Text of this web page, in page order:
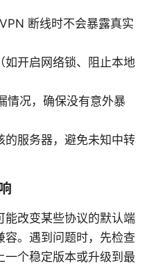
断线时不会暴露真实
如开启网络锁、阻止本地
情况，确保没有意外暴
的服务器，避免未知中转
能改变某些协议的默认端
容。遇到问题时，先检查
一个稳定版本或升级到最